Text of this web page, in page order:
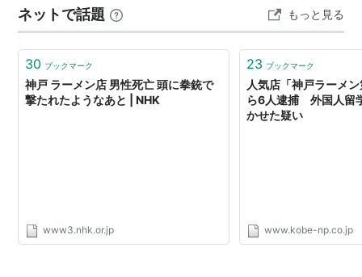
ください。
ネットで話題 もっと見る
30 ブックマーク
神戸 ラーメン店 男性死亡 頭に拳銃で
撃たれたようなあと | NHK
www3.nhk.or.jp
23 ブックマーク
人気店「神戸ラーメ
ら6人逮捕 外国人留
かせた疑い
www.kobe-np.co.jp